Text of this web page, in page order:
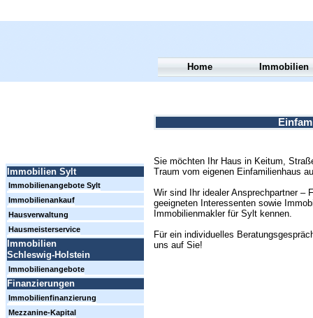
Sie möchten Ihr Haus in Keitum,
Traum vom eigenen Einfamilienhaus
Wir sind Ihr idealer Ansprechpartner –
geeigneten Interessenten sowie
Immobilienmakler für Sylt kennen.
Für ein individuelles
uns auf Sie!
Home Immobilien
Immobilien Sylt
Immobilienangebote Sylt
Immobilienankauf
Hausverwaltung
Hausmeisterservice
Immobilien
Schleswig-Holstein
Immobilienangebote
Finanzierungen
Immobilienfinanzierung
Mezzanine-Kapital